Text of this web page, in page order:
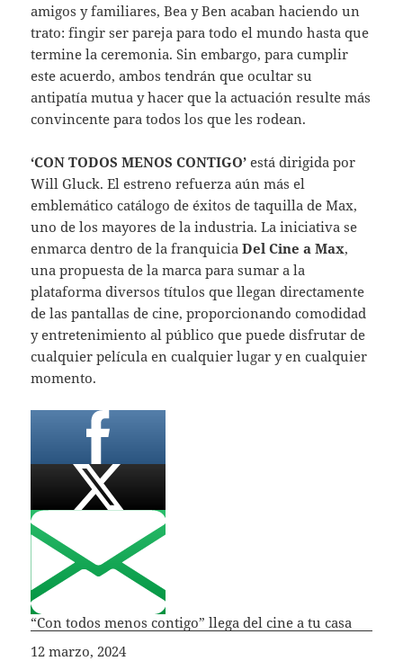
amigos y familiares, Bea y Ben acaban haciendo un
trato: fingir ser pareja para todo el mundo hasta que
termine la ceremonia. Sin embargo, para cumplir
este acuerdo, ambos tendrán que ocultar su
antipatía mutua y hacer que la actuación resulte más
convincente para todos los que les rodean.
‘CON TODOS MENOS CONTIGO’está dirigida por
Will Gluck. El estreno refuerza aún más el
emblemático catálogo de éxitos de taquilla de Max,
uno de los mayores de la industria. La iniciativa se
enmarca dentro de la franquiciaDel Cine a Max,
una propuesta de la marca para sumar a la
plataforma diversos títulos que llegan directamente
de las pantallas de cine, proporcionando comodidad
y entretenimiento al público que puede disfrutar de
cualquier película en cualquier lugar y en cualquier
momento.
“Con todos menos contigo” llega del cine a tu casa
Fecha
12 marzo, 2024